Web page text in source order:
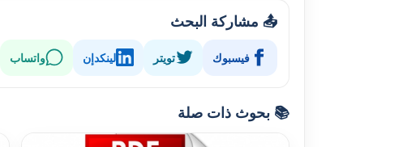
📤 مشاركة البحث
فيسبوك تويتر لينكدإن واتساب
📚 بحوث ذات صلة